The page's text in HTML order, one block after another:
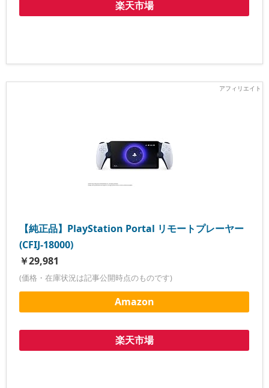
楽天市場
【純正品】PlayStation Portal リモートプレーヤー
(CFIJ-18000)
￥29,981
(価格・在庫状況は記事公開時点のものです)
Amazon
楽天市場